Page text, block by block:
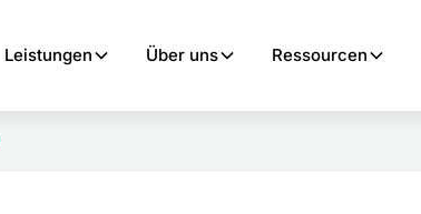
Leistungen Über uns Ressourcen